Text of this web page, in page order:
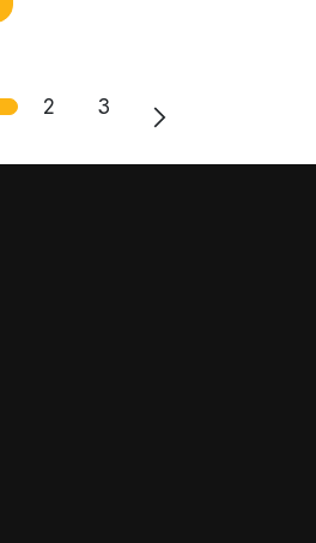
2 3